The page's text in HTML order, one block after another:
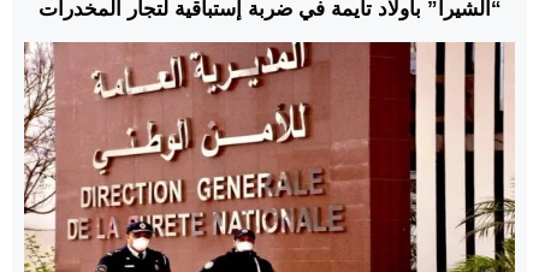
“الشيرا” بأولاد تايمة في ضربة إستباقية لتجار المخدرات